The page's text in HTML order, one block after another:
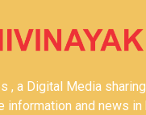
, a Digital Media
information and news in